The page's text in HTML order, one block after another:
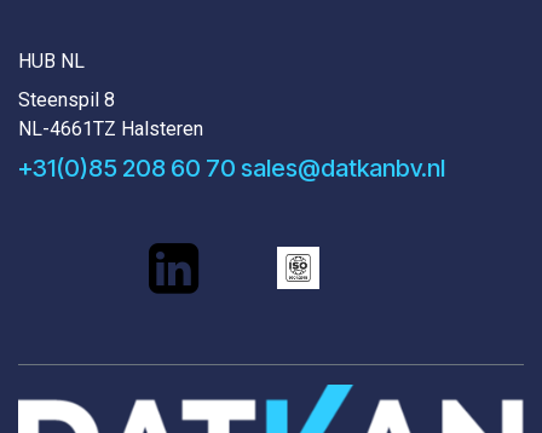
HUB NL
Steenspil 8
NL-4661TZ Halsteren
+31(0)85 208 60 70 sales@datkanbv.nl